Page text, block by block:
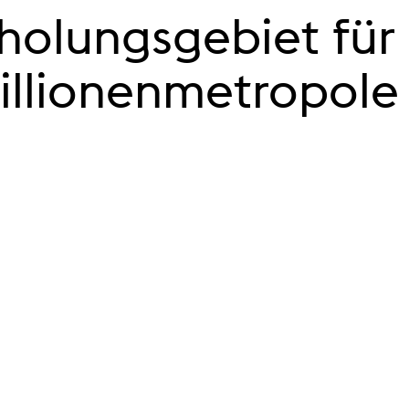
für